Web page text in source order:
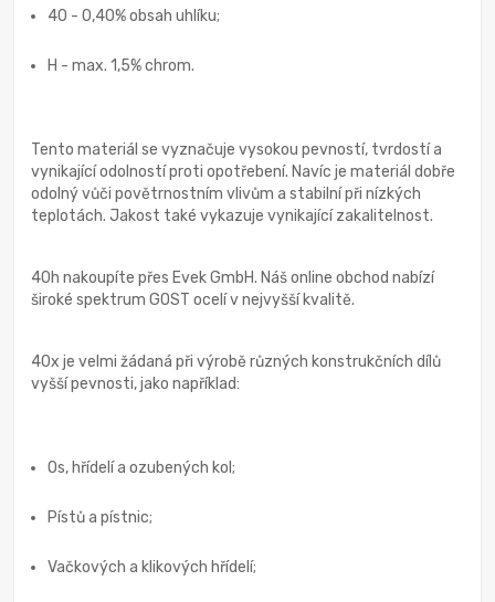
40 - 0,40% obsah uhlíku;
H - max. 1,5% chrom.
Tento materiál se vyznačuje vysokou pevností, tvrdostí a
vynikající odolností proti opotřebení. Navíc je materiál dobře
odolný vůči povětrnostním vlivům a stabilní při nízkých
teplotách. Jakost také vykazuje vynikající zakalitelnost.
40h nakoupíte přes Evek GmbH. Náš online obchod nabízí
široké spektrum GOST ocelí v nejvyšší kvalitě.
40x je velmi žádaná při výrobě různých konstrukčních dílů
vyšší pevnosti, jako například:
Os, hřídelí a ozubených kol;
Pístů a pístnic;
Vačkových a klikových hřídelí;